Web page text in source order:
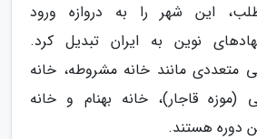
این شهر را به دروازه ورود
نوین به ایران تبدیل کرد.
متعددی مانند خانه مشروطه، خانه
(موزه قاجار)، خانه بهنام و خانه
دوره هستند.